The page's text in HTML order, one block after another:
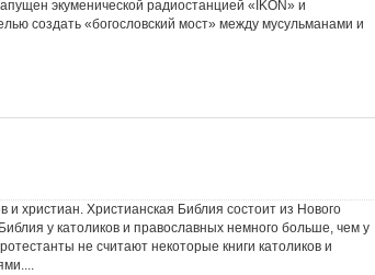
экуменической радиостанцией «IKON» и
создать «богословский мост» между мусульманами и
христиан. Христианская Библия состоит из Нового
у католиков и православных немного больше, чем у
не считают некоторые книги католиков и